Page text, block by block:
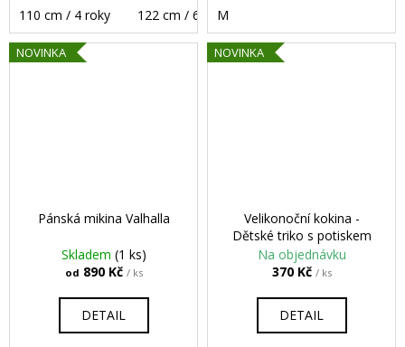
110 cm / 4 roky 122 cm / 6 let M
NOVINKA
Pánská mikina Valhalla
Skladem (1 ks)
od 890 Kč / ks
DETAIL
NOVINKA
Velikonoční kokina -
Dětské triko s potiskem
Na objednávku
370 Kč / ks
DETAIL